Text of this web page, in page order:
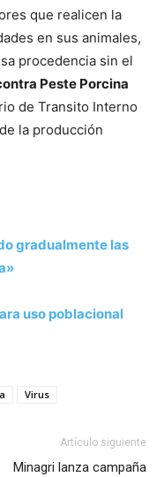
que realicen la
en sus animales,
procedencia sin el
Peste Porcina
de Transito Interno
la producción
gradualmente las
uso poblacional
Virus
Artículo siguiente
Minagri lanza campaña